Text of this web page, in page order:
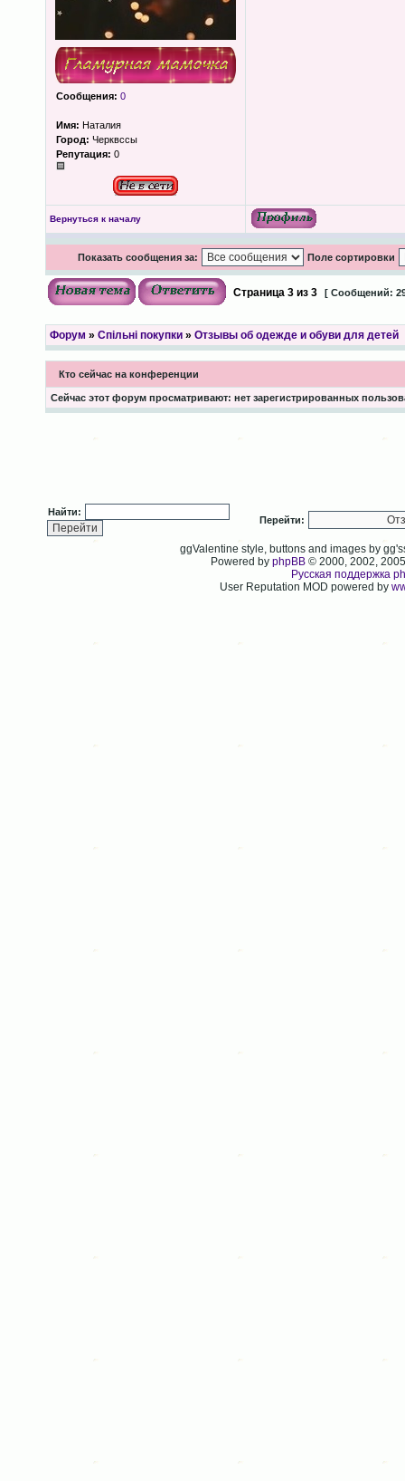
Сообщения: 0
Имя: Наталия
Город: Черквссы
Репутация: 0
Вернуться к началу
Показать сообщения за: Поле сортировки
Страница 3из 3 [ Сообщений:
Форум » Спільні покупки» Отзывы об одежде и обуви для детей
Кто сейчас на конференции
Сейчас этот форум просматривают: нет зарегистрированных
Найти:
Перейти:
ggValentine style, buttons and images by
Powered byphpBB © 2000, 2002,
Русская поддержка
User Reputation MOD powered by